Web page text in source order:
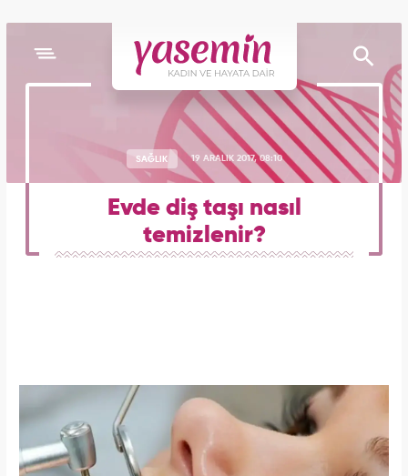
SAĞLIK 19 ARALIK 2017, 08:10
Evde diş taşı nasıl
temizlenir?